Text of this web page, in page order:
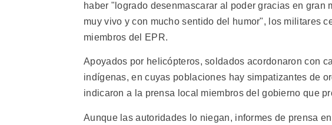
haber "logrado desenmascarar al poder gracias en
muy vivo y con mucho sentido del humor", los militares
miembros del EPR.
Apoyados por helicópteros, soldados acordonaron con
indígenas, en cuyas poblaciones hay simpatizantes de
indicaron a la prensa local miembros del gobierno que
Aunque las autoridades lo niegan, informes de prensa